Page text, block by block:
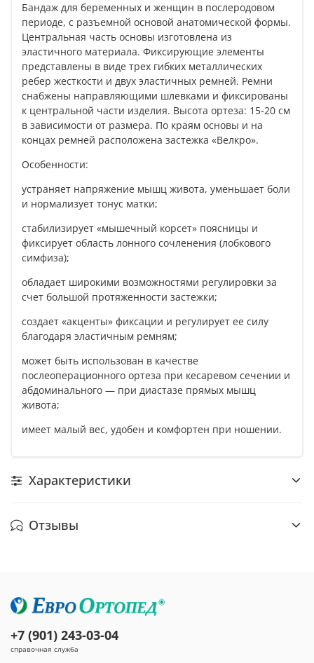
Бандаж для беременных и женщин в послеродовом
периоде, с разъемной основой анатомической формы.
Центральная часть основы изготовлена из
эластичного материала. Фиксирующие элементы
представлены в виде трех гибких металлических
ребер жесткости и двух эластичных ремней. Ремни
снабжены направляющими шлевками и фиксированы
к центральной части изделия. Высота ортеза: 15-20 см
в зависимости от размера. По краям основы и на
концах ремней расположена застежка «Велкро».
Особенности:
устраняет напряжение мышц живота, уменьшает боли
и нормализует тонус матки;
стабилизирует «мышечный корсет» поясницы и
фиксирует область лонного сочленения (лобкового
симфиза);
обладает широкими возможностями регулировки за
счет большой протяженности застежки;
создает «акценты» фиксации и регулирует ее силу
благодаря эластичным ремням;
может быть использован в качестве
послеоперационного ортеза при кесаревом сечении и
абдоминального — при диастазе прямых мышц
живота;
имеет малый вес, удобен и комфортен при ношении.
Характеристики
Отзывы
+7 (901) 243-03-04
справочная служба